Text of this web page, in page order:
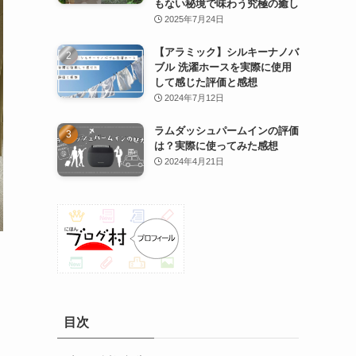
もない秘境で味わう究極の癒し
2025年7月24日
【アラミック】シルキーナノバ
ブル 洗濯ホースを実際に使用
して感じた評価と感想
2024年7月12日
ラムダッシュパームインの評価
は？実際に使ってみた感想
2024年4月21日
目次